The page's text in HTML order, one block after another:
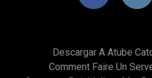
Descargar A Atube
Comment Faire Un